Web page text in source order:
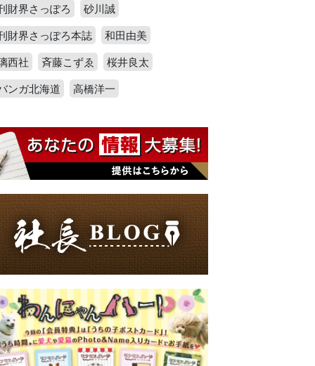
財界さっぽろ
砂川誠
財界さっぽろ本誌
和田由美
西社
斉藤こずゑ
桜井良太
ンガ北海道
高橋洋一